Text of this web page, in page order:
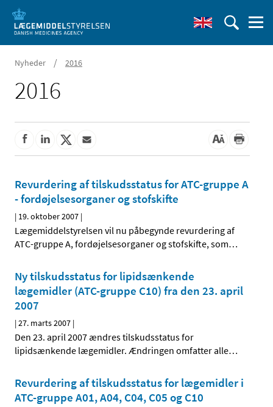
Nyheder / 2016
2016
Revurdering af tilskudsstatus for ATC-gruppe A
- fordøjelsesorganer og stofskifte
| 19. oktober 2007 |
Lægemiddelstyrelsen vil nu påbegynde revurdering af
ATC-gruppe A, fordøjelsesorganer og stofskifte, som…
Ny tilskudsstatus for lipidsænkende
lægemidler (ATC-gruppe C10) fra den 23. april
2007
|27. marts 2007 |
Den 23. april 2007 ændres tilskudsstatus for
lipidsænkende lægemidler. Ændringen omfatter alle…
Revurdering af tilskudsstatus for lægemidler i
ATC-gruppe A01, A04, C04, C05 og C10